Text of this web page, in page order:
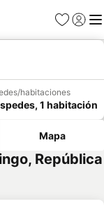
Favoritos
Iniciar
habitaciones
1 habitación
Mapa
República